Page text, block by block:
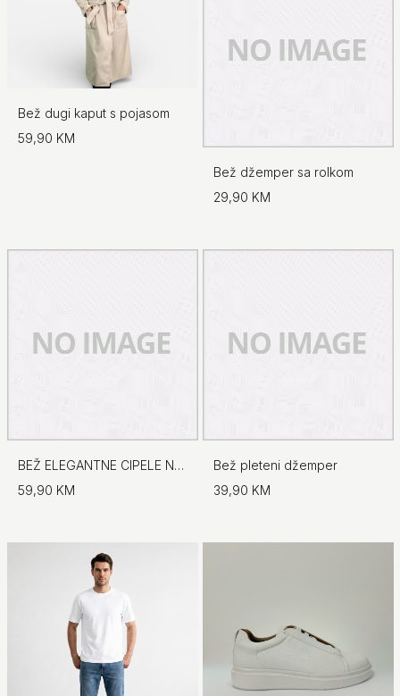
Bež dugi kaput s pojasom
59,90 KM
Bež džemper sa rolkom
29,90 KM
BEŽ ELEGANTNE CIPELE NA ŠPIC
59,90 KM
Bež pleteni džemper
39,90 KM